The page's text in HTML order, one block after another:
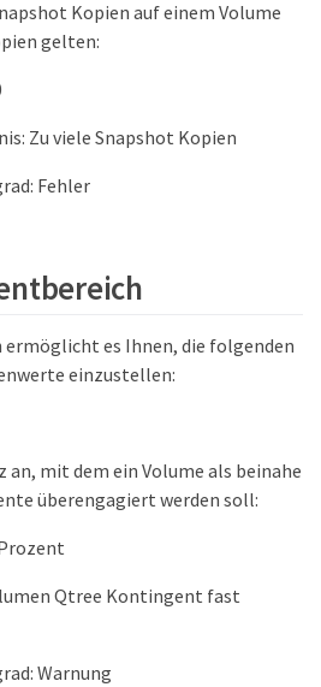
Kopien auf einem Volume
gelten:
Zu viele Snapshot Kopien
Fehler
ermöglicht es Ihnen, die folgenden
einzustellen:
mit dem ein Volume als beinahe
überengagiert werden soll:
Qtree Kontingent fast
Warnung